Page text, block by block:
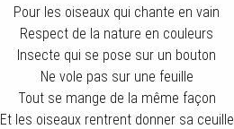
Pour les oiseaux qui chante en vain
Respect de la nature en couleurs
Insecte qui se pose sur un bouton
Ne vole pas sur une feuille
Tout se mange de la même façon
Et les oiseaux rentrent donner sa ceuille